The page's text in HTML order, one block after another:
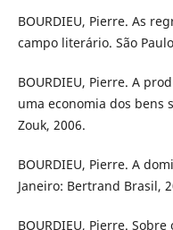
BOURDIEU, Pierre. As
campo literário. São
BOURDIEU, Pierre. A
uma economia dos bens
Zouk, 2006.
BOURDIEU, Pierre. A
Janeiro: Bertrand Brasil,
BOURDIEU, Pierre.